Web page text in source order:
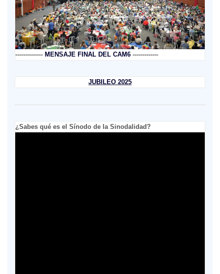
-------------- MENSAJE FINAL DEL CAM6 -------------
JUBILEO 2025
¿Sabes qué es el Sínodo de la Sinodalidad?